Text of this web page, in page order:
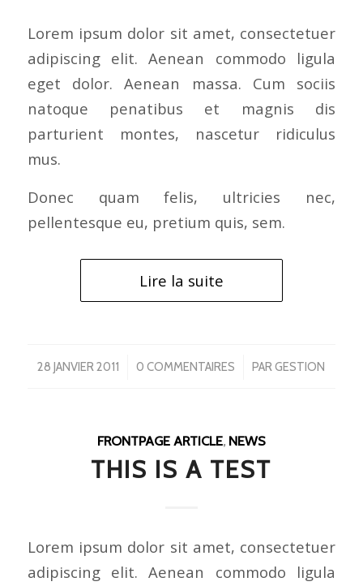
Lorem ipsum dolor sit amet, consectetuer
adipiscing elit. Aenean commodo ligula
eget dolor. Aenean massa. Cum sociis
natoque penatibus et magnis dis
parturient montes, nascetur ridiculus
mus.
Donec quam felis, ultricies nec,
pellentesque eu, pretium quis, sem.
Lire la suite
28 JANVIER 2011
/ 0 COMMENTAIRES
/ PARGESTION
FRONTPAGE ARTICLE, NEWS
THIS IS A TEST
Lorem ipsum dolor sit amet, consectetuer
adipiscing elit. Aenean commodo ligula